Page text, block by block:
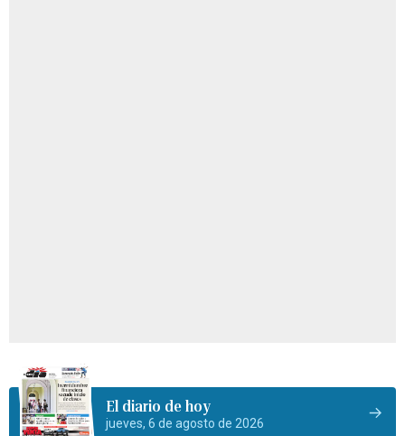
El diario de hoy
jueves, 6 de agosto de 2026